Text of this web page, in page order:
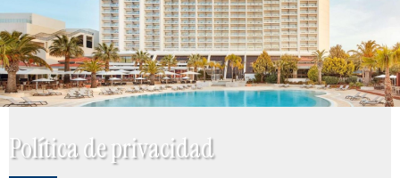
principal
Política de privacidad